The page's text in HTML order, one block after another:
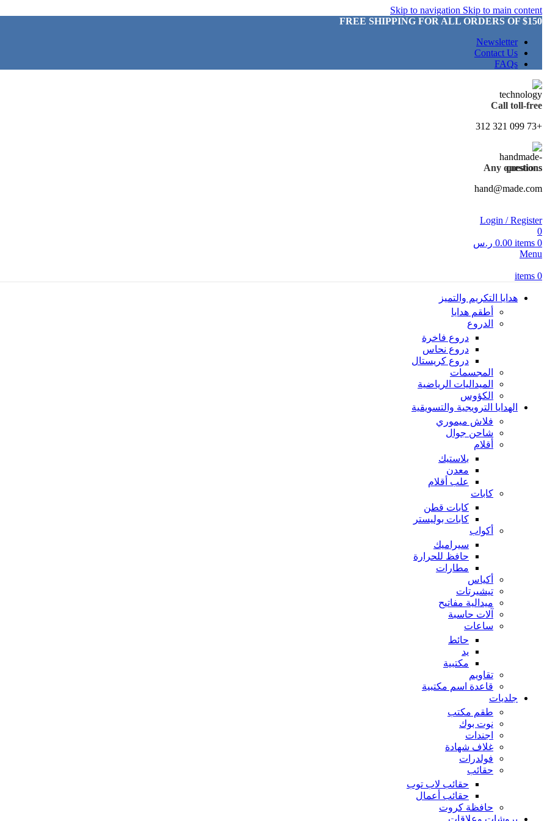
Skip to navigation Skip to main content
FREE SHIPPING FOR ALL ORDERS OF $150
Newsletter
Contact Us
FAQs
Call toll-free
+73 099 321 312
Any questions
hand@made.com
Login / Register
0
0
items
0.00 ر.س
Menu
0
items
هدايا التكريم والتميز
أطقم هدايا
الدروع
دروع فاخرة
دروع نحاس
دروع كريستال
المجسمات
الميداليات الرياضية
الكؤوس
الهدايا الترويجية والتسويقية
فلاش ميموري
شاحن جوال
أقلام
بلاستيك
معدن
علب أقلام
كابات
كابات قطن
كابات بوليستر
أكواب
سيراميك
حافظ للحرارة
مطارات
أكياس
تيشيرتات
ميدالية مفاتيح
آلات حاسبة
ساعات
حائط
يد
مكتبية
تقاويم
قاعدة اسم مكتبية
جلديات
طقم مكتب
نوت بوك
اجندات
غلاف شهادة
فولدرات
حقائب
حقائب لاب توب
حقائب أعمال
حافظة كروت
بروشات وعلاقات